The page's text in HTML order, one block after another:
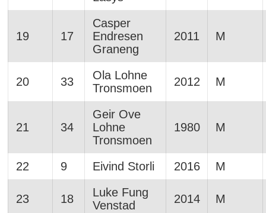
19 17
Casper
Endresen
Graneng
2011 M
20 33
Ola Lohne
Tronsmoen
2012 M
21 34
Geir Ove
Lohne
Tronsmoen
1980 M
22 9 Eivind Storli 2016 M
23 18
Luke Fung
Venstad
2014 M